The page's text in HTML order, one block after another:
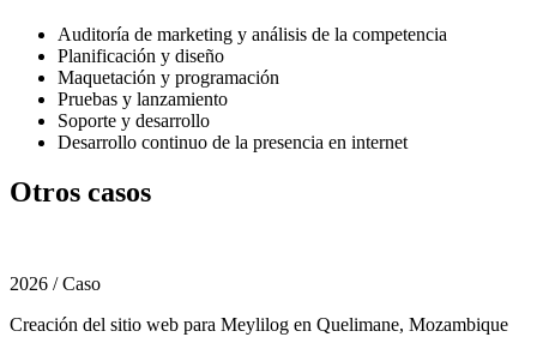
Auditoría de marketing y análisis de la competencia
Planificación y diseño
Maquetación y programación
Pruebas y lanzamiento
Soporte y desarrollo
Desarrollo continuo de la presencia en internet
Otros casos
2026 / Caso
Creación del sitio web para Meylilog en Quelimane, Mozambique